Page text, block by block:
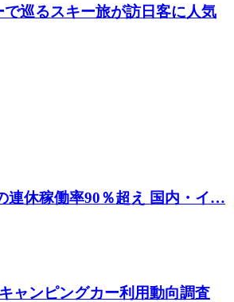
巡るスキー旅が訪日客に人気
連休稼働率90％超え 国内・イ…
ャンピングカー利用動向調査